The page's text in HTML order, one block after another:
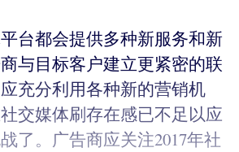
台都会提供多种新服务和新
与目标客户建立更紧密的联
充分利用各种新的营销机
交媒体刷存在感已不足以应
了。广告商应关注2017年社